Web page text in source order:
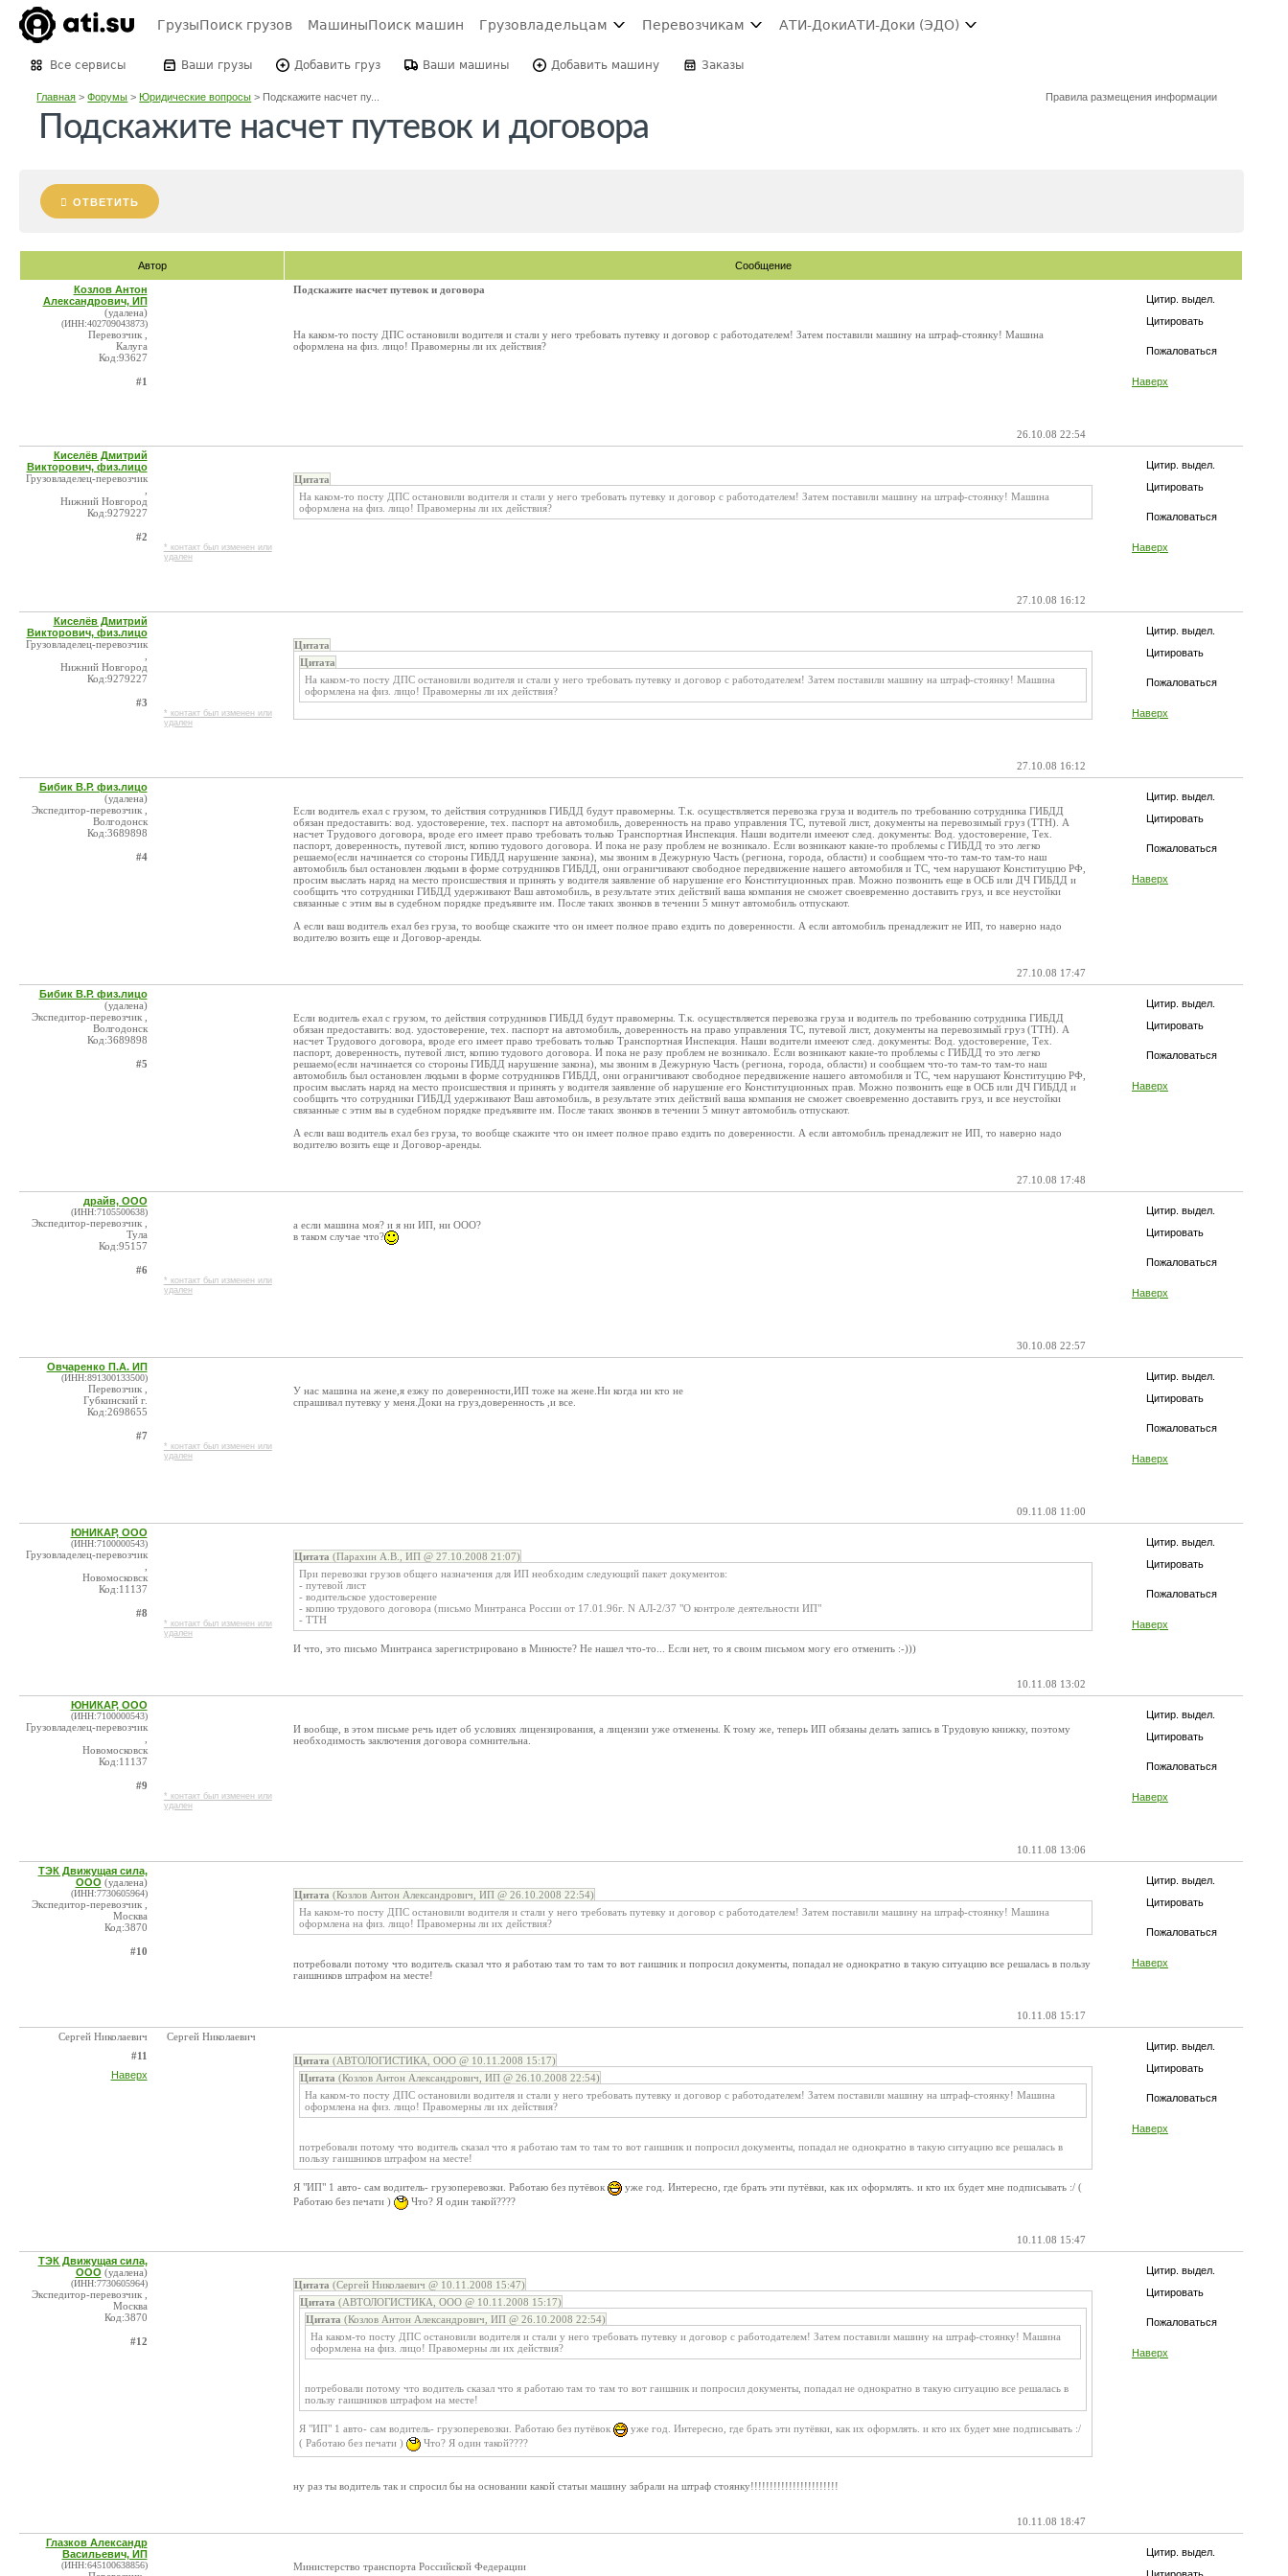
ГрузыПоиск грузов МашиныПоиск машин Грузовладельцам Перевозчикам АТИ-ДокиАТИ-Доки (ЭДО)
Все сервисы Ваши грузы Добавить груз Ваши машины Добавить машину Заказы
Главная >Форумы >Юридические вопросы > Подскажите насчет пу... Правила размещения информации
Подскажите насчет путевок и договора
ОТВЕТИТЬ
Автор Сообщение
Цитир. выдел.
Цитировать
Пожаловаться
Наверх
Козлов Антон
Александрович, ИП
(удалена)
(ИНН:402709043873)
Перевозчик ,
Калуга
Код:93627
#1
Подскажите насчет путевок и договора
На каком-то посту ДПС остановили водителя и стали у него требовать путевку и договор с работодателем! Затем поставили машину на штраф-стоянку! Машина
оформлена на физ. лицо! Правомерны ли их действия?
26.10.08 22:54
Цитир. выдел.
Цитировать
Пожаловаться
Наверх
Киселёв Дмитрий
Викторович, физ.лицо
Грузовладелец-перевозчик
Нижний Новгород
Код:9279227
#2
* контакт был изменен или
удален
Цитата
На каком-то посту ДПС остановили водителя и стали у него требовать путевку и договор с работодателем! Затем поставили машину на штраф-стоянку! Машина
оформлена на физ. лицо! Правомерны ли их действия?
27.10.08 16:12
Цитир. выдел.
Цитировать
Пожаловаться
Наверх
Киселёв Дмитрий
Викторович, физ.лицо
Грузовладелец-перевозчик
Нижний Новгород
Код:9279227
#3
* контакт был изменен или
удален
Цитата
Цитата
На каком-то посту ДПС остановили водителя и стали у него требовать путевку и договор с работодателем! Затем поставили машину на штраф-стоянку! Машина
оформлена на физ. лицо! Правомерны ли их действия?
27.10.08 16:12
Цитир. выдел.
Цитировать
Пожаловаться
Наверх
Бибик В.Р. физ.лицо
(удалена)
Экспедитор-перевозчик ,
Волгодонск
Код:3689898
#4
Если водитель ехал с грузом, то действия сотрудников ГИБДД будут правомерны. Т.к. осуществляется перевозка груза и водитель по требованию сотрудника ГИБДД
обязан предоставить: вод. удостоверение, тех. паспорт на автомобиль, доверенность на право управления ТС, путевой лист, документы на перевозимый груз (ТТН). А
насчет Трудового договора, вроде его имеет право требовать только Транспортная Инспекция. Наши водители имееют след. документы: Вод. удостоверение, Тех.
паспорт, доверенность, путевой лист, копию тудового договора. И пока не разу проблем не возникало. Если возникают какие-то проблемы с ГИБДД то это легко
решаемо(если начинается со стороны ГИБДД нарушение закона), мы звоним в Дежурную Часть (региона, города, области) и сообщаем что-то там-то там-то наш
автомобиль был остановлен людьми в форме сотрудников ГИБДД, они ограничивают свободное передвижение нашего автомобиля и ТС, чем нарушают Конституцию РФ,
просим выслать наряд на место происшествия и принять у водителя заявление об нарушение его Конституционных прав. Можно позвонить еще в ОСБ или ДЧ ГИБДД и
сообщить что сотрудники ГИБДД удерживают Ваш автомобиль, в результате этих действий ваша компания не сможет своевременно доставить груз, и все неустойки
связанные с этим вы в судебном порядке предъявите им. После таких звонков в течении 5 минут автомобиль отпускают.
А если ваш водитель ехал без груза, то вообще скажите что он имеет полное право ездить по доверенности. А если автомобиль пренадлежит не ИП, то наверно надо
водителю возить еще и Договор-аренды.
27.10.08 17:47
Цитир. выдел.
Цитировать
Пожаловаться
Наверх
Бибик В.Р. физ.лицо
(удалена)
Экспедитор-перевозчик ,
Волгодонск
Код:3689898
#5
Если водитель ехал с грузом, то действия сотрудников ГИБДД будут правомерны. Т.к. осуществляется перевозка груза и водитель по требованию сотрудника ГИБДД
обязан предоставить: вод. удостоверение, тех. паспорт на автомобиль, доверенность на право управления ТС, путевой лист, документы на перевозимый груз (ТТН). А
насчет Трудового договора, вроде его имеет право требовать только Транспортная Инспекция. Наши водители имееют след. документы: Вод. удостоверение, Тех.
паспорт, доверенность, путевой лист, копию тудового договора. И пока не разу проблем не возникало. Если возникают какие-то проблемы с ГИБДД то это легко
решаемо(если начинается со стороны ГИБДД нарушение закона), мы звоним в Дежурную Часть (региона, города, области) и сообщаем что-то там-то там-то наш
автомобиль был остановлен людьми в форме сотрудников ГИБДД, они ограничивают свободное передвижение нашего автомобиля и ТС, чем нарушают Конституцию РФ,
просим выслать наряд на место происшествия и принять у водителя заявление об нарушение его Конституционных прав. Можно позвонить еще в ОСБ или ДЧ ГИБДД и
сообщить что сотрудники ГИБДД удерживают Ваш автомобиль, в результате этих действий ваша компания не сможет своевременно доставить груз, и все неустойки
связанные с этим вы в судебном порядке предъявите им. После таких звонков в течении 5 минут автомобиль отпускают.
А если ваш водитель ехал без груза, то вообще скажите что он имеет полное право ездить по доверенности. А если автомобиль пренадлежит не ИП, то наверно надо
водителю возить еще и Договор-аренды.
27.10.08 17:48
Цитир. выдел.
Цитировать
Пожаловаться
Наверх
драйв, ООО
(ИНН:7105500638)
Экспедитор-перевозчик ,
Тула
Код:95157
#6
* контакт был изменен или
удален
а если машина моя? и я ни ИП, ни ООО?
в таком случае что?
30.10.08 22:57
Цитир. выдел.
Цитировать
Пожаловаться
Наверх
Овчаренко П.А. ИП
(ИНН:891300133500)
Перевозчик ,
Губкинский г.
Код:2698655
#7
* контакт был изменен или
удален
У нас машина на жене,я езжу по доверенности,ИП тоже на жене.Ни когда ни кто не
спрашивал путевку у меня.Доки на груз,доверенность ,и все.
09.11.08 11:00
Цитир. выдел.
Цитировать
Пожаловаться
Наверх
ЮНИКАР, ООО
(ИНН:7100000543)
Грузовладелец-перевозчик
Новомосковск
Код:11137
#8
* контакт был изменен или
удален
Цитата (Парахин А.В., ИП @ 27.10.2008 21:07)
При перевозки грузов общего назначения для ИП необходим следующий пакет документов:
- путевой лист
- водительское удостоверение
- копию трудового договора (письмо Минтранса России от 17.01.96г. N АЛ-2/37 "О контроле деятельности ИП"
- ТТН
И что, это письмо Минтранса зарегистрировано в Минюсте? Не нашел что-то... Если нет, то я своим письмом могу его отменить :-)))
10.11.08 13:02
Цитир. выдел.
Цитировать
Пожаловаться
Наверх
ЮНИКАР, ООО
(ИНН:7100000543)
Грузовладелец-перевозчик
Новомосковск
Код:11137
#9
* контакт был изменен или
удален
И вообще, в этом письме речь идет об условиях лицензирования, а лицензии уже отменены. К тому же, теперь ИП обязаны делать запись в Трудовую книжку, поэтому
необходимость заключения договора сомнительна.
10.11.08 13:06
Цитир. выдел.
Цитировать
Пожаловаться
Наверх
ТЭК Движущая сила,
ООО (удалена)
(ИНН:7730605964)
Экспедитор-перевозчик ,
Москва
Код:3870
#10
Цитата (Козлов Антон Александрович, ИП @ 26.10.2008 22:54)
На каком-то посту ДПС остановили водителя и стали у него требовать путевку и договор с работодателем! Затем поставили машину на штраф-стоянку! Машина
оформлена на физ. лицо! Правомерны ли их действия?
потребовали потому что водитель сказал что я работаю там то там то вот гаишник и попросил документы, попадал не однократно в такую ситуацию все решалась в пользу
гаишников штрафом на месте!
10.11.08 15:17
Цитир. выдел.
Цитировать
Пожаловаться
Наверх
Сергей Николаевич
#11
Наверх
Сергей Николаевич
Цитата (АВТОЛОГИСТИКА, ООО @ 10.11.2008 15:17)
Цитата (Козлов Антон Александрович, ИП @ 26.10.2008 22:54)
На каком-то посту ДПС остановили водителя и стали у него требовать путевку и договор с работодателем! Затем поставили машину на штраф-стоянку! Машина
оформлена на физ. лицо! Правомерны ли их действия?
потребовали потому что водитель сказал что я работаю там то там то вот гаишник и попросил документы, попадал не однократно в такую ситуацию все решалась в
пользу гаишников штрафом на месте!
Я "ИП" 1 авто- сам водитель- грузоперевозки. Работаю без путёвок
уже год. Интересно, где брать эти путёвки, как их оформлять. и кто их будет мне подписывать :/ (
Работаю без печати )
Что? Я один такой????
10.11.08 15:47
Цитир. выдел.
Цитировать
Пожаловаться
Наверх
ТЭК Движущая сила,
ООО (удалена)
(ИНН:7730605964)
Экспедитор-перевозчик ,
Москва
Код:3870
#12
Цитата (Сергей Николаевич @ 10.11.2008 15:47)
Цитата (АВТОЛОГИСТИКА, ООО @ 10.11.2008 15:17)
Цитата (Козлов Антон Александрович, ИП @ 26.10.2008 22:54)
На каком-то посту ДПС остановили водителя и стали у него требовать путевку и договор с работодателем! Затем поставили машину на штраф-стоянку! Машина
оформлена на физ. лицо! Правомерны ли их действия?
потребовали потому что водитель сказал что я работаю там то там то вот гаишник и попросил документы, попадал не однократно в такую ситуацию все решалась в
пользу гаишников штрафом на месте!
Я "ИП" 1 авто- сам водитель- грузоперевозки. Работаю без путёвок
уже год. Интересно, где брать эти путёвки, как их оформлять. и кто их будет мне подписывать :/
( Работаю без печати )
Что? Я один такой????
ну раз ты водитель так и спросил бы на основании какой статьи машину забрали на штраф стоянку!!!!!!!!!!!!!!!!!!!!!!!
10.11.08 18:47
Цитир. выдел.
Глазков Александр
Васильевич, ИП
(ИНН:645100638856) Министерство транспорта Российской Федерации